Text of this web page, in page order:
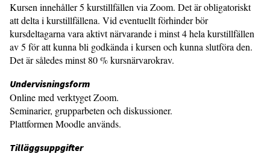
Kursen innehåller 5 kurstillfällen via Zoom. Det är obligatoriskt
att delta i kurstillfällena. Vid eventuellt förhinder bör
kursdeltagarna vara aktivt närvarande i minst 4 hela kurstillfällen
av 5 för att kunna bli godkända i kursen och kunna slutföra den.
Det är således minst 80 % kursnärvarokrav.
Undervisningsform
Online med verktyget Zoom.
Seminarier, grupparbeten och diskussioner.
Plattformen Moodle används.
Tilläggsuppgifter